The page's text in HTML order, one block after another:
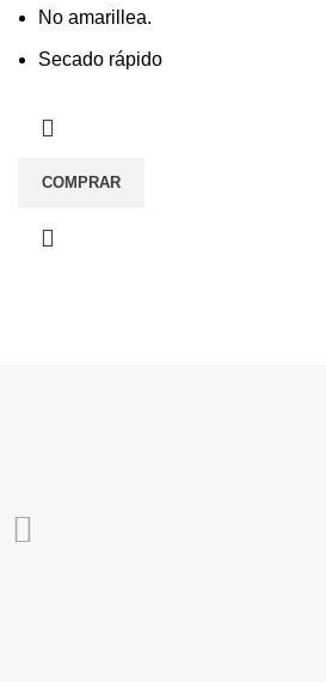
No amarillea.
Secado rápido
COMPRAR